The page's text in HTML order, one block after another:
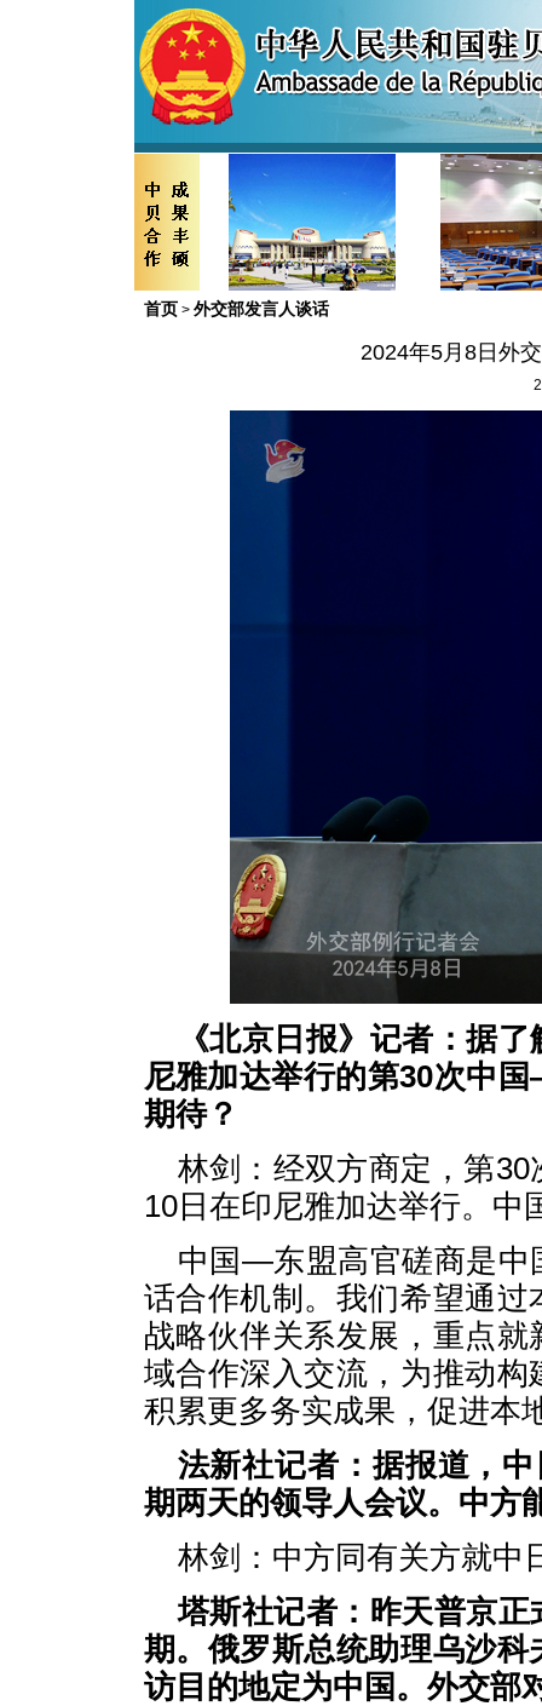
首页 > 外交部发言人谈话
2024年5月8日外
《北京日报》记者：据
尼雅加达举行的第30次中
期待？
林剑：经双方商定，第
10日在印尼雅加达举行。中
中国—东盟高官磋商是中
话合作机制。我们希望通
战略伙伴关系发展，重点
域合作深入交流，为推动
积累更多务实成果，促进本
法新社记者：据报道，
期两天的领导人会议。中方
林剑：中方同有关方就中
塔斯社记者：昨天普京
期。俄罗斯总统助理乌沙
访目的地定为中国。外交部